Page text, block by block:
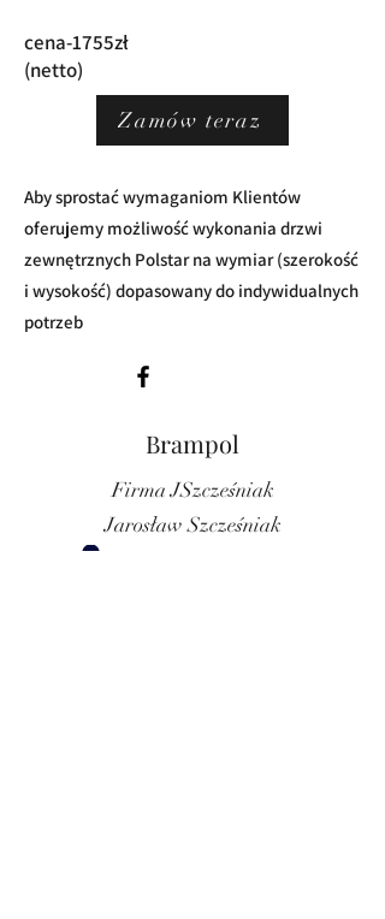
cena-1755zł
(netto)
Zamów teraz
Aby sprostać wymaganiom Klientów
oferujemy możliwość wykonania drzwi
zewnętrznych Polstar na wymiar (szerokość
i wysokość) dopasowany do indywidualnych
potrzeb
Brampol
Firma JSzcześniak
Jarosław Szcześniak